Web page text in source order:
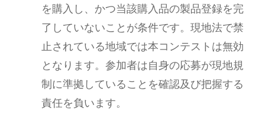
を購入し、かつ当該購入品の製品登録を完
了していないことが条件です。現地法で禁
止されている地域では本コンテストは無効
となります。参加者は自身の応募が現地規
制に準拠していることを確認及び把握する
責任を負います。